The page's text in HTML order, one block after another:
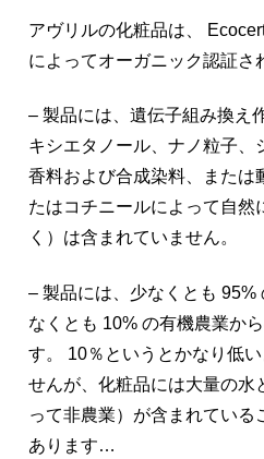
アヴリルの化粧品は、
によってオーガニック認証さ
– 製品には、遺伝子組み換え
キシエタノール、ナノ粒子、
香料および合成染料、または
たはコチニールによって自然
く）は含まれていません。
– 製品には、少なくとも
なくとも 10% の有機農業か
す。 10％というとかなり低
せんが、化粧品には大量の水
って非農業）が含まれている
あります…